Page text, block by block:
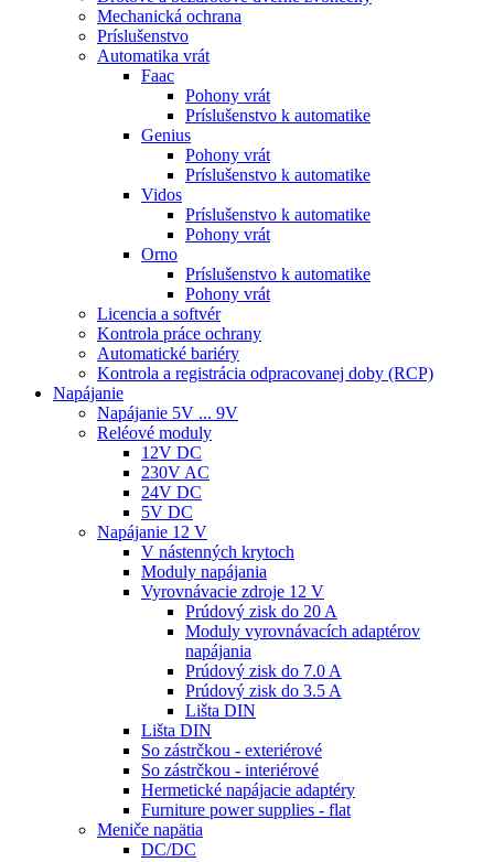
Mechanická ochrana
Príslušenstvo
Automatika vrát
Faac
Pohony vrát
Príslušenstvo k automatike
Genius
Pohony vrát
Príslušenstvo k automatike
Vidos
Príslušenstvo k automatike
Pohony vrát
Orno
Príslušenstvo k automatike
Pohony vrát
Licencia a softvér
Kontrola práce ochrany
Automatické bariéry
Kontrola a registrácia odpracovanej doby (RCP)
Napájanie
Napájanie 5V ... 9V
Reléové moduly
12V DC
230V AC
24V DC
5V DC
Napájanie 12 V
V nástenných krytoch
Moduly napájania
Vyrovnávacie zdroje 12 V
Prúdový zisk do 20 A
Moduly vyrovnávacích adaptérov
napájania
Prúdový zisk do 7.0 A
Prúdový zisk do 3.5 A
Lišta DIN
Lišta DIN
So zástrčkou - exteriérové
So zástrčkou - interiérové
Hermetické napájacie adaptéry
Furniture power supplies - flat
Meniče napätia
DC/DC